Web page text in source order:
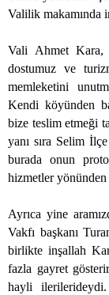
Valilik makamında
Vali Ahmet Kara,
dostumuz ve
memleketini
Kendi köyünden
bize teslim etmeği
yanı sıra Selim
burada onun
hizmetler yönünden
Ayrıca yine
Vakfı başkanı
birlikte inşallah
fazla gayret
hayli